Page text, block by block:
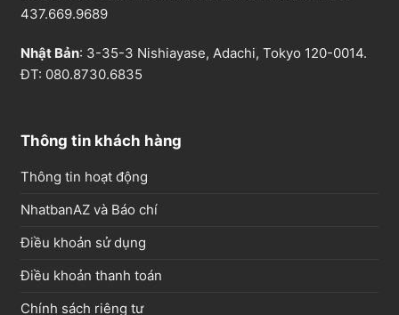
437.669.9689
Nhật Bản: 3-35-3 Nishiayase, Adachi, Tokyo 120-0014.
ĐT: 080.8730.6835
Thông tin khách hàng
Thông tin hoạt động
NhatbanAZ và Báo chí
Điều khoản sử dụng
Điều khoản thanh toán
Chính sách riêng tư